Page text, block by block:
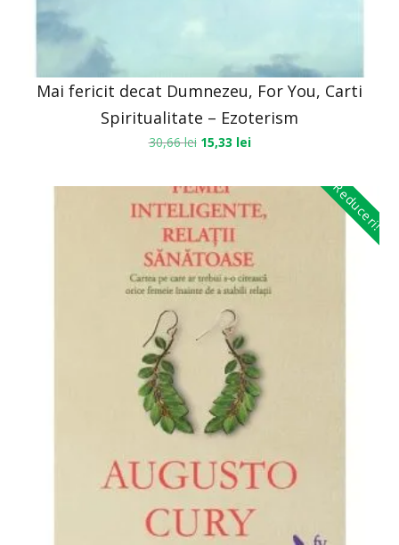
Mai fericit decat Dumnezeu, For You, Carti
Spiritualitate – Ezoterism
30,66lei 15,33 lei
Reduceri!